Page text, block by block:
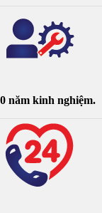
năm kinh nghiệm.